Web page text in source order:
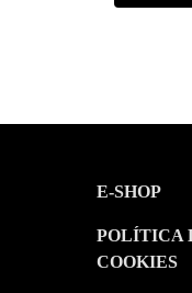
E-SHOP
POLÍTICA
COOKIES